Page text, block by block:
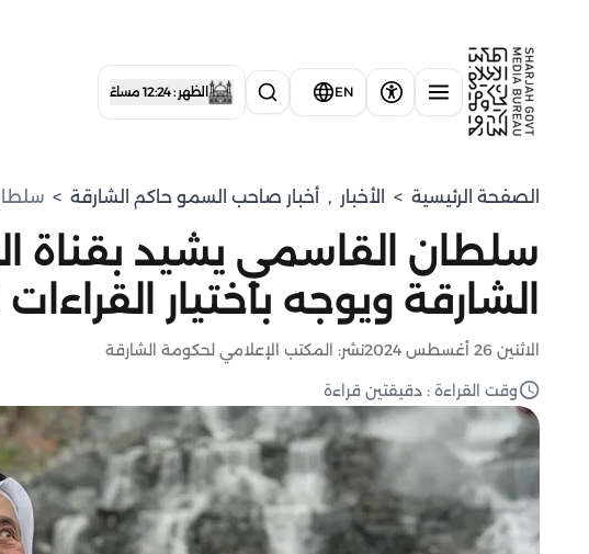
EN الظهر : 12:24 مساءً
الصفحة الرئيسية > الأخبار , أخبار صاحب السمو حاكم الشارقة >
سلطان القاسمي يشيد بقناة
الشارقة ويوجه باختيار
الاثنين 26 أغسطس 2024 نشر: المكتب الإعلامي لحكومة الشارقة
وقت القراءة : دقيقتين قراءة